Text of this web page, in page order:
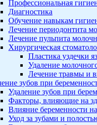
Профессиональная
Диагностика
Обучение навыкам
Лечение периодонтита
Лечение пульпита
Хирургическая
Пластика уздечки
Удаление
Лечение травмы и
зубов при
Удаление зубов при
Факторы, влияющие на
Влияние беременности
Уход за зубами и